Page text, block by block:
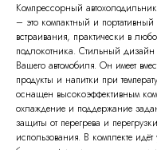
Компрессорный
– это компактный и
встраивания, практически в
подлокотника. Стильный дизайн
Вашего автомобиля. Он имеет
продукты и напитки при
оснащен высокоэффективным
охлаждение и поддержание
защиты от перегрева и
использования. В комплекте